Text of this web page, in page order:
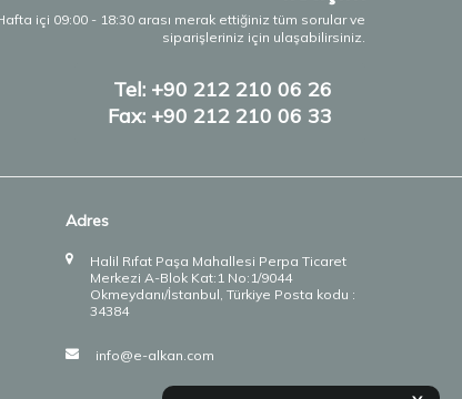
içi 09:00 - 18:30 arası merak ettiğiniz tüm sorular ve
siparişleriniz için ulaşabilirsiniz.
Tel: +90 212 210 06 26
Fax: +90 212 210 06 33
Adres
Halil Rıfat Paşa Mahallesi Perpa Ticaret
Merkezi A-Blok Kat:1 No:1/9044
Okmeydanı/İstanbul, Türkiye Posta kodu :
34384
info@e-alkan.com